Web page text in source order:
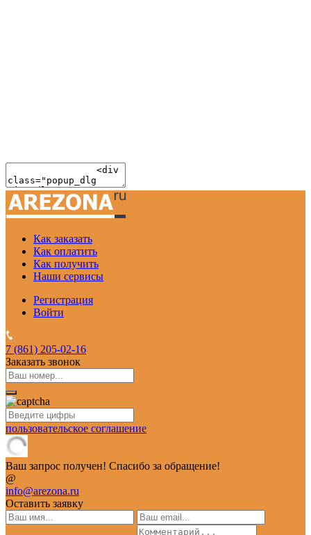
Как заказать
Как оплатить
Как получить
Наши сервисы
Регистрация
Войти
7 (861) 205-02-16
Заказать звонок
пользовательское соглашение
Ваш запрос получен! Спасибо за обращение!
@
info@arezona.ru
Оставить заявку